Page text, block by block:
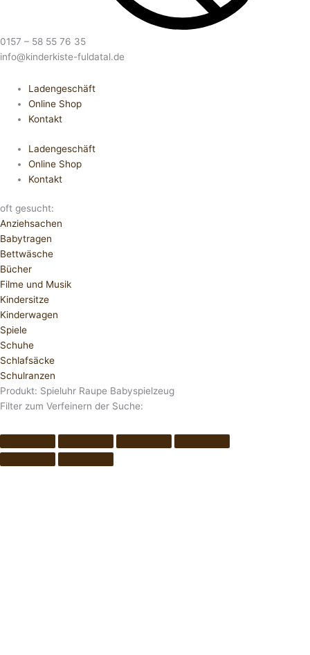
0157 – 58 55 76 35
info@kinderkiste-fuldatal.de
Ladengeschäft
Online Shop
Kontakt
Ladengeschäft
Online Shop
Kontakt
oft gesucht:
Anziehsachen
Babytragen
Bettwäsche
Bücher
Filme und Musik
Kindersitze
Kinderwagen
Spiele
Schuhe
Schlafsäcke
Schulranzen
Produkt: Spieluhr Raupe Babyspielzeug
Filter zum Verfeinern der Suche: